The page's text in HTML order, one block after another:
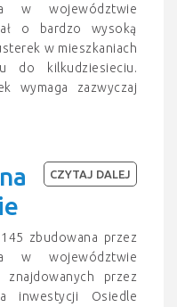
w województwie
o bardzo wysoką
w mieszkaniach
do kilkudziesieciu.
wymaga zazwyczaj
zbudowana przez
w województwie
znajdowanych przez
inwestycji Osiedle
CZYTAJ DALEJ